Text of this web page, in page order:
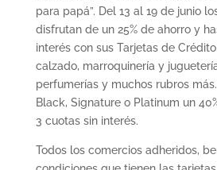
para papá”. Del 13 al 19 de junio
disfrutan de un 25% de ahorro y
interés con sus Tarjetas de
calzado, marroquinería y
perfumerías y muchos rubros
Black, Signature o Platinum un
3 cuotas sin interés.
Todos los comercios adheridos,